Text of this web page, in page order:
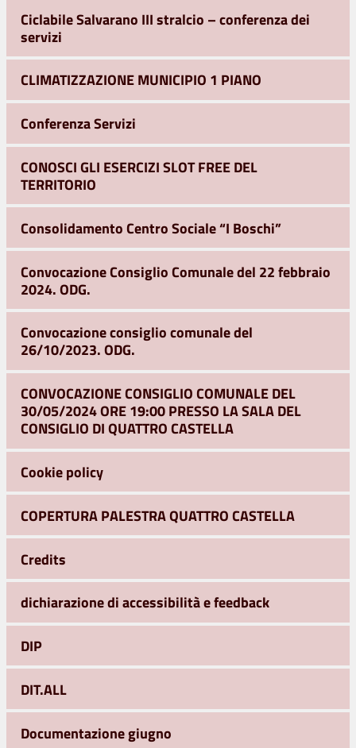
Ciclabile Salvarano III stralcio – conferenza dei
servizi
CLIMATIZZAZIONE MUNICIPIO 1 PIANO
Conferenza Servizi
CONOSCI GLI ESERCIZI SLOT FREE DEL
TERRITORIO
Consolidamento Centro Sociale “I Boschi”
Convocazione Consiglio Comunale del 22 febbraio
2024. ODG.
Convocazione consiglio comunale del
26/10/2023. ODG.
CONVOCAZIONE CONSIGLIO COMUNALE DEL
30/05/2024 ORE 19:00 PRESSO LA SALA DEL
CONSIGLIO DI QUATTRO CASTELLA
Cookie policy
COPERTURA PALESTRA QUATTRO CASTELLA
Credits
dichiarazione di accessibilità e feedback
DIP
DIT.ALL
Documentazione giugno